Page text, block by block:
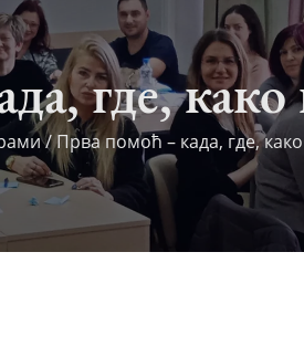
где,
/Прва помоћ – када, где,